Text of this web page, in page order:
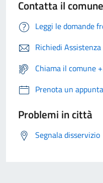
Contatta il comune
Leggi le domande
Richiedi Assistenza
Chiama il comune
Prenota un
Problemi in città
Segnala disservizio